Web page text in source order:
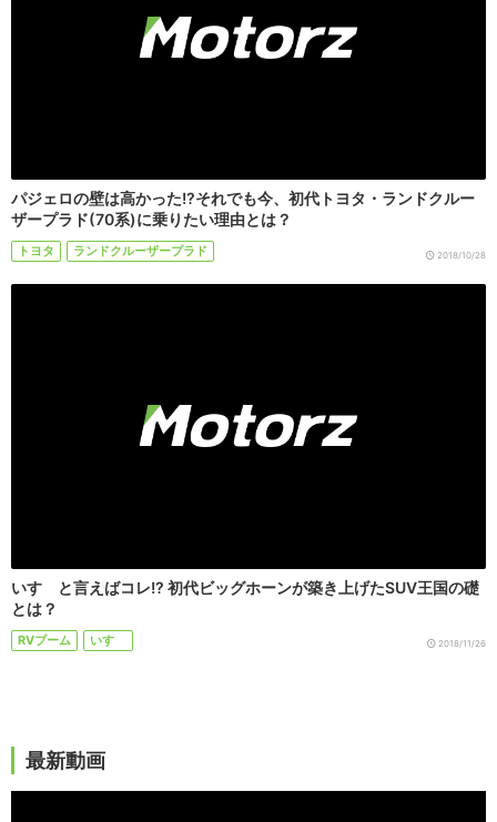
パジェロの壁は高かった!?それでも今、初代トヨタ・ランドクルー
ザープラド(70系)に乗りたい理由とは？
トヨタ ランドクルーザープラド 2018/10/28
いすゞと言えばコレ!? 初代ビッグホーンが築き上げたSUV王国の礎
とは？
RVブーム いすゞ 2018/11/26
最新動画